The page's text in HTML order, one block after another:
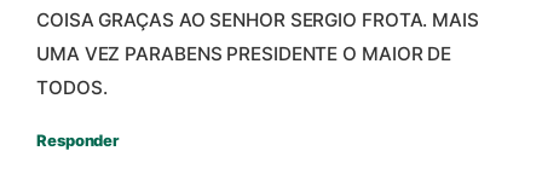
COISA GRAÇAS AO SENHOR SERGIO FROTA. MAIS
UMA VEZ PARABENS PRESIDENTE O MAIOR DE
TODOS.
Responder